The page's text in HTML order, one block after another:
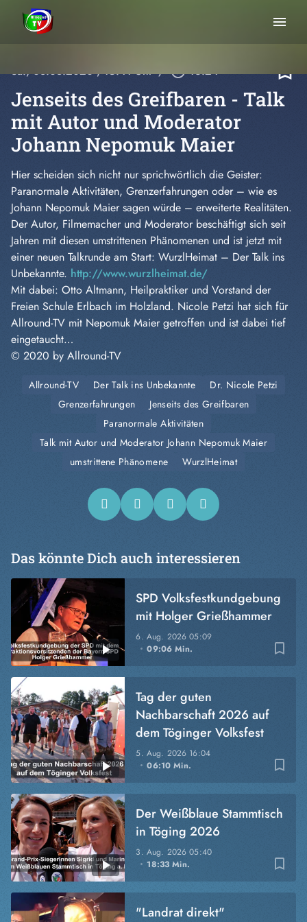
menu
Sa., 08.08.2020, 15:41 Uhr / play_circle_outline16:24 bookmark_border
Jenseits des Greifbaren - Talk
mit Autor und Moderator
Johann Nepomuk Maier
Hier scheiden sich nicht nur sprichwörtlich die Geister:
Paranormale Aktivitäten, Grenzerfahrungen oder – wie es
Johann Nepomuk Maier sagen würde – erweiterte Realitäten.
Der Autor, Filmemacher und Moderator beschäftigt sich seit
Jahren mit diesen umstrittenen Phänomenen und ist jetzt mit
einer neuen Talkrunde am Start: WurzlHeimat – Der Talk ins
Unbekannte. http://www.wurzlheimat.de/
Mit dabei: Otto Altmann, Heilpraktiker und Vorstand der
Freien Schule Erlbach im Holzland. Nicole Petzi hat sich für
Allround-TV mit Nepomuk Maier getroffen und ist dabei tief
eingetaucht…
© 2020 by Allround-TV
Allround-TV Der Talk ins Unbekannte
Dr. Nicole Petzi
Grenzerfahrungen
Jenseits des Greifbaren
Paranormale Aktivitäten
Talk mit Autor und Moderator Johann Nepomuk Maier
umstrittene Phänomene
WurzlHeimat
Das könnte Dich auch interessieren
bookmark_border
6. Aug. 202605:09
09:06 Min.
SPD Volksfestkundgebung
mit Holger Grießhammer
bookmark_border
5. Aug. 2026 16:04
06:10 Min.
Tag der guten
Nachbarschaft 2026 auf
dem Töginger Volksfest
bookmark_border
3. Aug. 202605:40
18:33 Min.
Der Weißblaue Stammtisch
in Töging 2026
"Landrat direkt"